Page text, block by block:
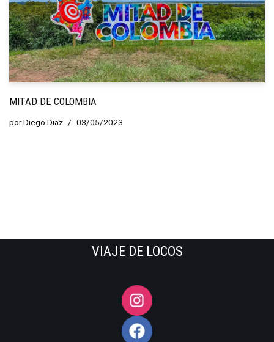
MITAD DE COLOMBIA
porDiego Diaz 03/05/2023
VIAJE DE LOCOS